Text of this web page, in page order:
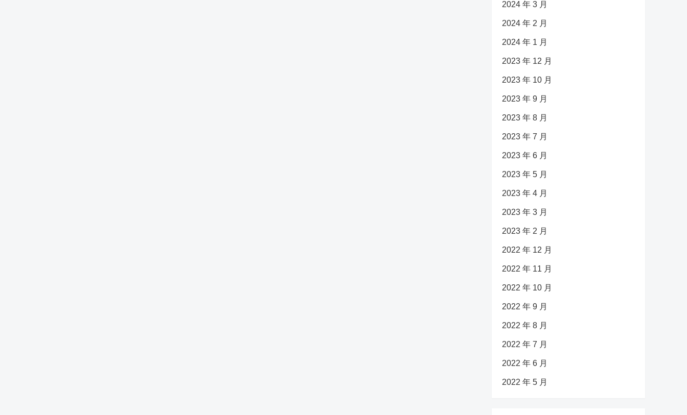
2024 年 3 月
2024 年 2 月
2024 年 1 月
2023 年 12 月
2023 年 10 月
2023 年 9 月
2023 年 8 月
2023 年 7 月
2023 年 6 月
2023 年 5 月
2023 年 4 月
2023 年 3 月
2023 年 2 月
2022 年 12 月
2022 年 11 月
2022 年 10 月
2022 年 9 月
2022 年 8 月
2022 年 7 月
2022 年 6 月
2022 年 5 月